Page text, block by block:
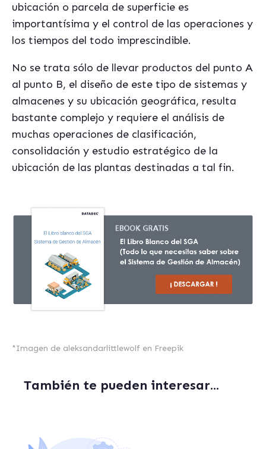
ubicación o parcela de superficie es
importantísima y el control de las operaciones y
los tiempos del todo imprescindible.
No se trata sólo de llevar productos del punto A
al punto B, el diseño de este tipo de sistemas y
almacenes y su ubicación geográfica, resulta
bastante complejo y requiere el análisis de
muchas operaciones de clasificación,
consolidación y estudio estratégico de la
ubicación de las plantas destinadas a tal fin.
*Imagen de aleksandarlittlewolf en Freepik
También te pueden interesar...